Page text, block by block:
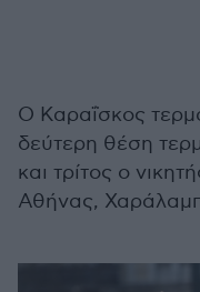
Ο Καραΐσκος
δεύτερη θέση
και τρίτος ο
Αθήνας,